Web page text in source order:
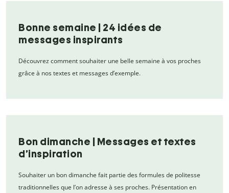
Bonne semaine | 24 idées de
messages inspirants
Découvrez comment souhaiter une belle semaine à vos proches
grâce à nos textes et messages d’exemple.
Bon dimanche | Messages et textes
d’inspiration
Souhaiter un bon dimanche fait partie des formules de politesse
traditionnelles que l’on adresse à ses proches. Présentation en